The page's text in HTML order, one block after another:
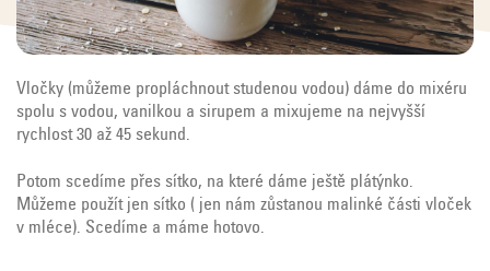
Vločky (můžeme propláchnout studenou vodou) dáme do mixéru
spolu s vodou, vanilkou a sirupem a mixujeme na nejvyšší
rychlost 30 až 45 sekund.
Potom scedíme přes sítko, na které dáme ještě plátýnko.
Můžeme použít jen sítko ( jen nám zůstanou malinké části vloček
v mléce). Scedíme a máme hotovo.